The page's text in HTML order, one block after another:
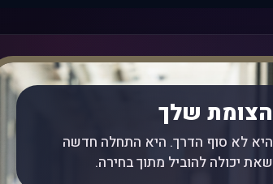
הצומת שלך
היא לא סוף הדרך. היא התחלה חדשה
שאת יכולה להוביל מתוך בחירה.